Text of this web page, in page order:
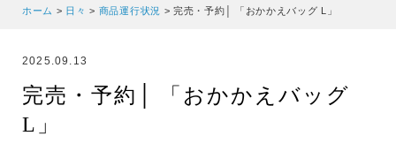
ホーム > 日々 > 商品運行状況 >完売・予約│ 「おかかえバッグ L」
2025.09.13
完売・予約│ 「おかかえバッグ
L」